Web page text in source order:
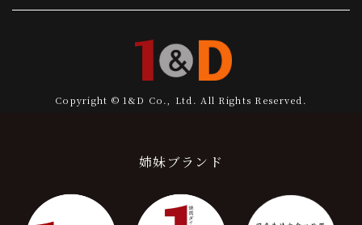
Copyright © 1&D Co., Ltd. All Rights Reserved.
姉妹ブランド